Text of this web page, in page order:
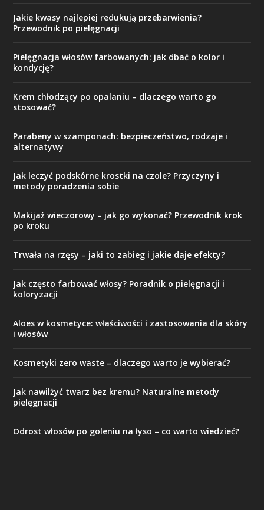
Jakie kwasy najlepiej redukują przebarwienia?
Przewodnik po pielęgnacji
Pielęgnacja włosów farbowanych: jak dbać o kolor i
kondycję?
Krem chłodzący po opalaniu – dlaczego warto go
stosować?
Parabeny w szamponach: bezpieczeństwo, rodzaje i
alternatywy
Jak leczyć podskórne krostki na czole? Przyczyny i
metody poradzenia sobie
Makijaż wieczorowy – jak go wykonać? Przewodnik krok
po kroku
Trwała na rzęsy – jaki to zabieg i jakie daje efekty?
Jak często farbować włosy? Poradnik o pielęgnacji i
koloryzacji
Aloes w kosmetyce: właściwości i zastosowania dla skóry
i włosów
Kosmetyki zero waste – dlaczego warto je wybierać?
Jak nawilżyć twarz bez kremu? Naturalne metody
pielęgnacji
Odrost włosów po goleniu na łyso – co warto wiedzieć?